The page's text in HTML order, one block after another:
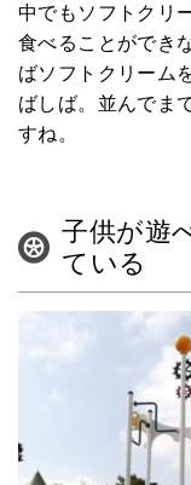
中でもソフトクリ
食べることができ
ばソフトクリーム
ばしば。並んでま
すね。
子供が遊
ている